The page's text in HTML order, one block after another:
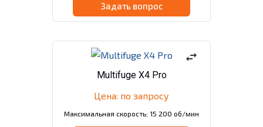
Задать вопрос
swap_horiz
Multifuge X4 Pro
Цена: по запросу
Максимальная скорость: 15 200 об/мин